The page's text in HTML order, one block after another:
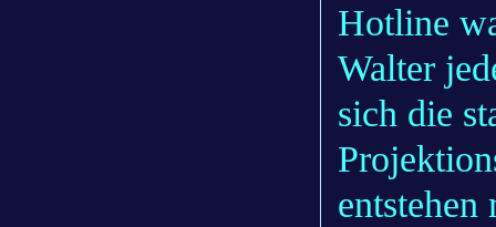
Hotline
Walter
sich die